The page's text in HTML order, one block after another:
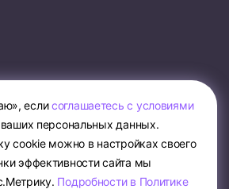
еслисоглашаетесь с условиями
персональных данных.
cookie можно в настройках своего
эффективности сайта мы
Подробности в Политике